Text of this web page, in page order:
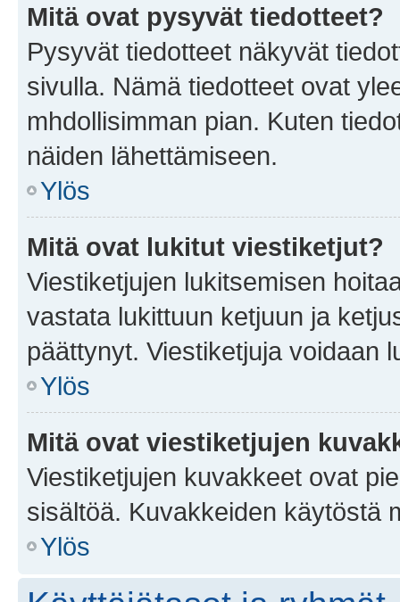
Mitä ovat pysyvät tiedotteet?
Pysyvät tiedotteet näkyvät
sivulla. Nämä tiedotteet ovat
mhdollisimman pian. Kuten
näiden lähettämiseen.
Ylös
Mitä ovat lukitut viestiketjut?
Viestiketjujen lukitsemisen
vastata lukittuun ketjuun ja
päättynyt. Viestiketjuja voidaan
Ylös
Mitä ovat viestiketjujen
Viestiketjujen kuvakkeet ovat
sisältöä. Kuvakkeiden käytöstä
Ylös